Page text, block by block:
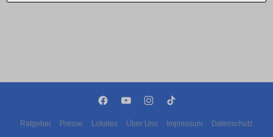
Ratgeber Presse Lokales Über Uns Impressum Datenschutz